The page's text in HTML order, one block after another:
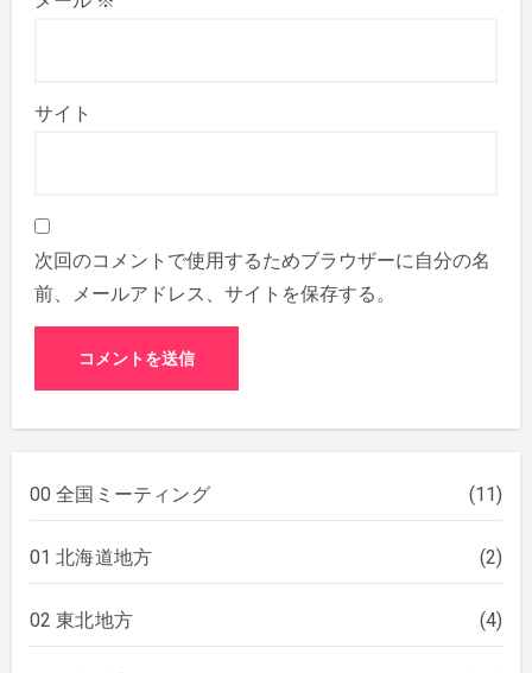
サイト
次回のコメントで使用するためブラウザーに自分の名
前、メールアドレス、サイトを保存する。
00 全国ミーティング (11)
01 北海道地方 (2)
02 東北地方 (4)